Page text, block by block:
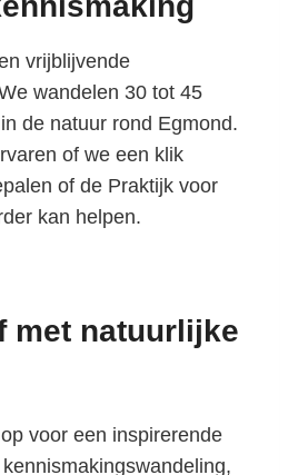
vrijblijvende
wandelen 30 tot 45
de natuur rond Egmond.
of we een klik
of de Praktijk voor
kan helpen.
met natuurlijke
voor een inspirerende